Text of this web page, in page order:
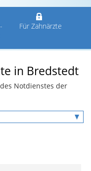
Für Zahnärzte
in Bredstedt
Notdienstes der